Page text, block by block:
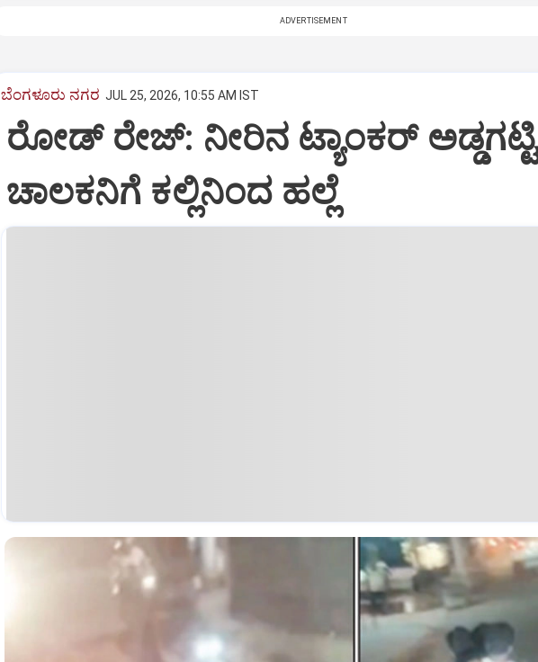
ADVERTISEMENT
ಬೆಂಗಳೂರು ನಗರ JUL 25, 2026, 10:55 AM IST
ರೋಡ್‌ ರೇಜ್‌: ನೀರಿನ ಟ್ಯಾಂಕರ್‌ ಅಡ್ಡಗಟ್ಟಿ
ಚಾಲಕನಿಗೆ ಕಲ್ಲಿನಿಂದ ಹಲ್ಲೆ